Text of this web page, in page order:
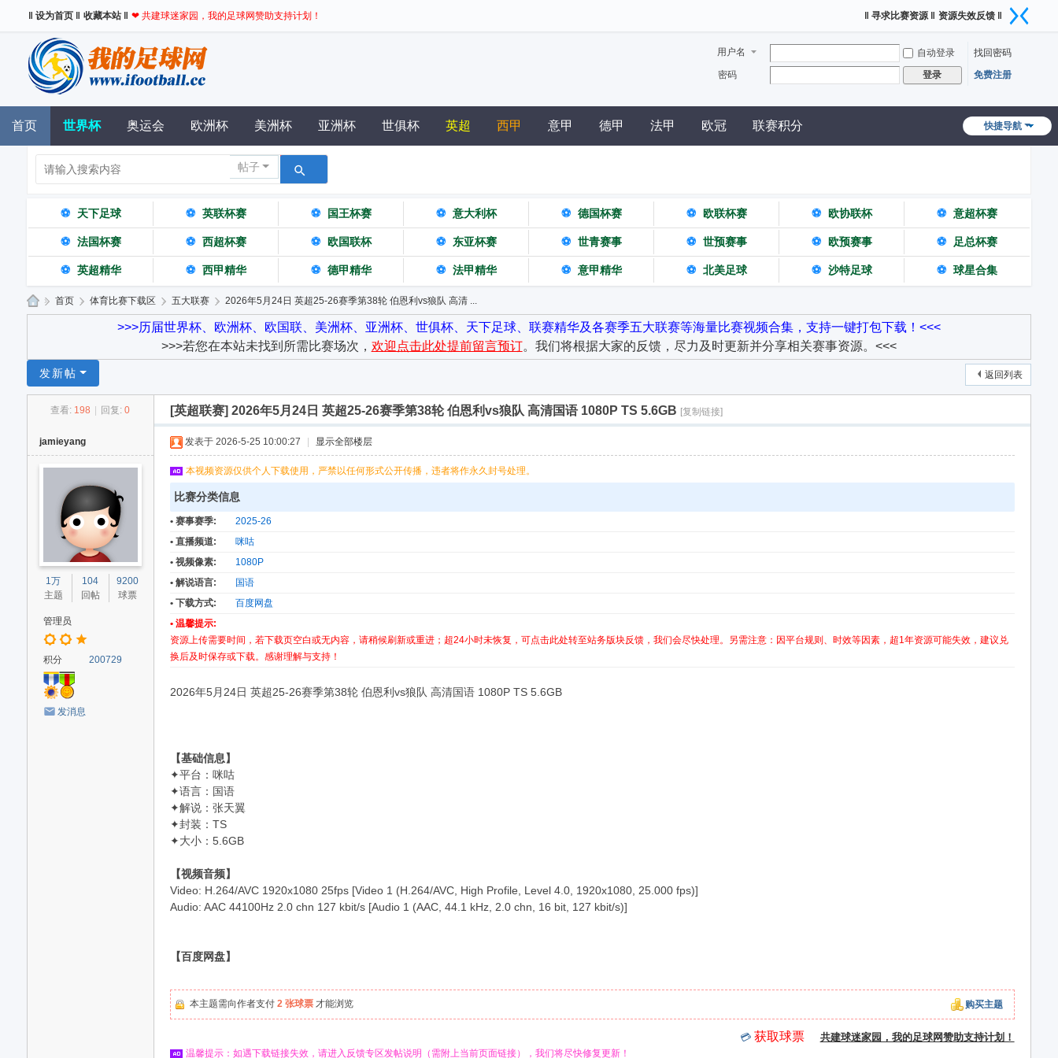
‖ 设为首页 ‖ 收藏本站 ‖ ❤ 共建球迷家园，我的足球网赞助支持计划！ ‖ 寻求比赛资源 ‖ 资源失效反馈 ‖
用户名 自动登录
找回密码
密码
登录 免费注册
快捷导航
首页 世界杯 奥运会 欧洲杯 美洲杯 亚洲杯 世俱杯 英超 西甲 意甲 德甲 法甲 欧冠 联赛积分
帖子
⚽ 天下足球 ⚽ 英联杯赛 ⚽ 国王杯赛 ⚽ 意大利杯 ⚽ 德国杯赛 ⚽ 欧联杯赛 ⚽ 欧协联杯 ⚽ 意超杯赛
⚽ 法国杯赛 ⚽ 西超杯赛 ⚽ 欧国联杯 ⚽ 东亚杯赛 ⚽ 世青赛事 ⚽ 世预赛事 ⚽ 欧预赛事 ⚽ 足总杯赛
⚽ 英超精华 ⚽ 西甲精华 ⚽ 德甲精华 ⚽ 法甲精华 ⚽ 意甲精华 ⚽ 北美足球 ⚽ 沙特足球 ⚽ 球星合集
球
» 首页 › 体育比赛下载区 › 五大联赛 › 2026年5月24日 英超25-26赛季第38轮 伯恩利vs狼队 高清 ...
>>>历届世界杯、欧洲杯、欧国联、美洲杯、亚洲杯、世俱杯、天下足球、联赛精华及各赛季五大联赛等海量比赛视频合集，支持一键打包下载！<<<
>>>若您在本站未找到所需比赛场次， 欢迎点击此处提前留言预订。我们将根据大家的反馈，尽力及时更新并分享相关赛事资源。<<<
返回列表
发新帖
查看: 198 回复: 0 [英超联赛] 2026年5月24日 英超25-26赛季第38轮 伯恩利vs狼队 高清国语 1080P TS 5.6GB [复制链接]
jamieyang
1万
主题
104
回帖
9200
球票
管理员
积分 200729
发消息
发表于 2026-5-25 10:00:27 显示全部楼层
本视频资源仅供个人下载使用，严禁以任何形式公开传播，违者将作永久封号处理。
比赛分类信息
• 赛事赛季:
2025-26
• 直播频道:
咪咕
• 视频像素:
1080P
• 解说语言:
国语
• 下载方式:
百度网盘
• 温馨提示:
资源上传需要时间，若下载页空白或无内容，请稍候刷新或重进；超24小时未恢复，可点击此处转至站务版块反馈，我们会尽快处理。另需注意：因平台规则、时效等因素，超1年资源可能失效，建议兑
换后及时保存或下载。感谢理解与支持！
2026年5月24日 英超25-26赛季第38轮 伯恩利vs狼队 高清国语 1080P TS 5.6GB
【基础信息】
✦平台：咪咕
✦语言：国语
✦解说：张天翼
✦封装：TS
✦大小：5.6GB
【视频音频】
Video: H.264/AVC 1920x1080 25fps [Video 1 (H.264/AVC, High Profile, Level 4.0, 1920x1080, 25.000 fps)]
Audio: AAC 44100Hz 2.0 chn 127 kbit/s [Audio 1 (AAC, 44.1 kHz, 2.0 chn, 16 bit, 127 kbit/s)]
【百度网盘】
购买主题
本主题需向作者支付 2 张球票才能浏览
💳 获取球票 共建球迷家园，我的足球网赞助支持计划！
温馨提示：如遇下载链接失效，请进入反馈专区发帖说明（需附上当前页面链接），我们将尽快修复更新！